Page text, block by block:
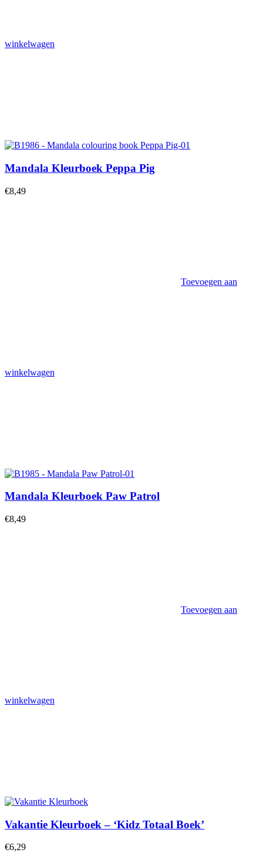
winkelwagen
Mandala Kleurboek Peppa Pig
€8,49
Toevoegen aan
winkelwagen
Mandala Kleurboek Paw Patrol
€8,49
Toevoegen aan
winkelwagen
Vakantie Kleurboek – ‘Kidz Totaal Boek’
€6,29